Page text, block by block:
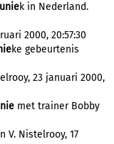
uniek in Nederland.
2000, 20:57:30
ke gebeurtenis
23 januari 2000,
met trainer Bobby
V. Nistelrooy, 17